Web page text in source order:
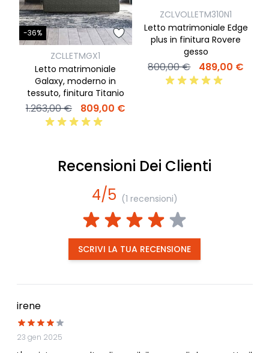
-36%
ZCLLETMGX1
Letto matrimoniale
Galaxy, moderno in
tessuto, finitura Titanio
1.263,00 € 809,00 €
ZCLVOLLETM310N1
Letto matrimoniale Edge
plus in finitura Rovere
gesso
800,00 € 489,00 €
Recensioni Dei Clienti
4/5 (1 recensioni)
SCRIVI LA TUA RECENSIONE
irene
23 gen 2025